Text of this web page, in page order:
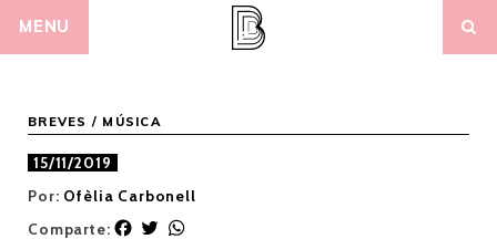
MENU
BREVES / MÚSICA
15/11/2019
Por: Ofèlia Carbonell
Comparte:
F
T